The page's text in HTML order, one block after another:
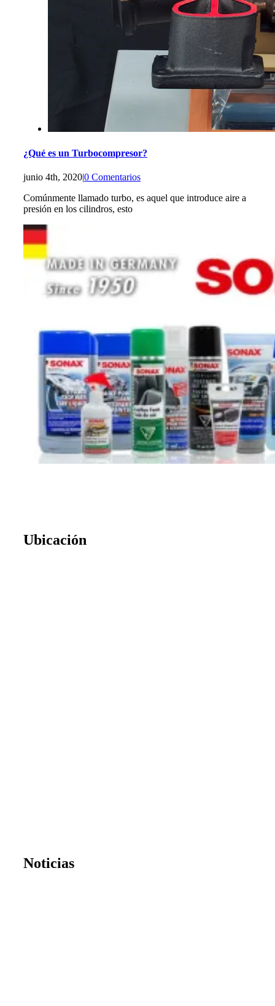
¿Qué es un Turbocompresor?
junio 4th, 2020|0 Comentarios
Comúnmente llamado turbo, es aquel que introduce aire a
presión en los cilindros, esto
Ubicación
Noticias